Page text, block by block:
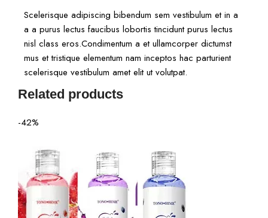
Scelerisque adipiscing bibendum sem vestibulum et in a
a a purus lectus faucibus lobortis tincidunt purus lectus
nisl class eros.Condimentum a et ullamcorper dictumst
mus et tristique elementum nam inceptos hac parturient
scelerisque vestibulum amet elit ut volutpat.
Related products
-42%